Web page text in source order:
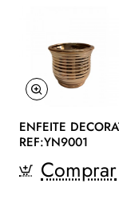
ENFEITE
REF:YN9001
Comprar